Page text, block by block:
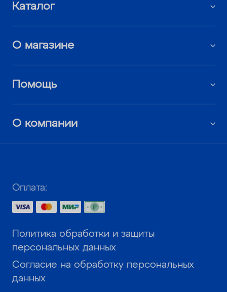
Каталог
О магазине
Помощь
О компании
Оплата:
Политика обработки и защиты
персональных данных
Согласие на обработку персональных
данных